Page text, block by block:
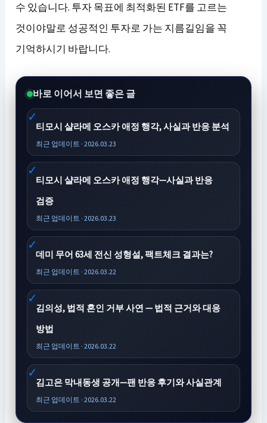
수 있습니다. 투자 목표에 최적화된 ETF를 고르는
것이야말로 성공적인 투자로 가는 지름길임을 꼭
기억하시기 바랍니다.
바로 이어서 보면 좋은 글
티모시 샬라메 오스카 애정 행각, 사실과 반응 분석
최근 업데이트 · 2026.03.23
티모시 샬라메 오스카 애정 행각—사실과 반응
검증
최근 업데이트 · 2026.03.23
데미 무어 63세 전신 성형설, 팩트체크 결과는?
최근 업데이트 · 2026.03.22
김의성, 법적 혼인 거부 사연 — 법적 근거와 대응
방법
최근 업데이트 · 2026.03.22
김고은 막내동생 공개—팬 반응 후기와 사실관계
최근 업데이트 · 2026.03.22